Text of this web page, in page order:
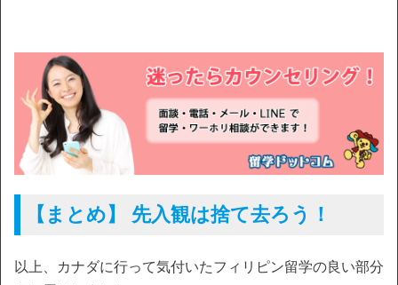
【まとめ】 先入観は捨て去ろう！
以上、カナダに行って気付いたフィリピン留学の良い部分